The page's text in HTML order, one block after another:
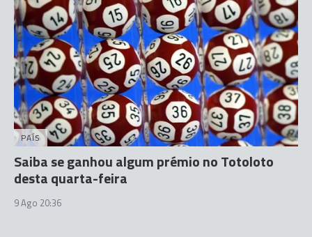
PAÍS
Saiba se ganhou algum prémio no Totoloto
desta quarta-feira
9 Ago 20:36